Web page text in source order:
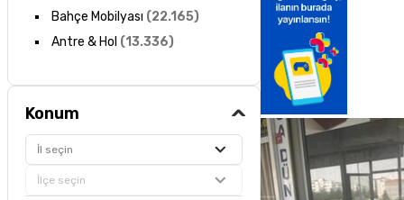
Bahçe Mobilyası (22.165)
Antre & Hol (13.336)
Konum
İl seçin
İlçe seçin